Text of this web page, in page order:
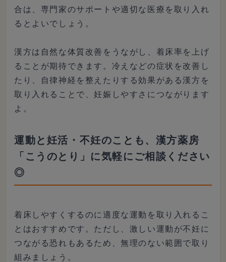
合は、専門家のサポートや適切な医療を取り入れ
るとよいでしょう。
漢方は自然な体質改善をうながし、着床率を上げ
ることが期待できます。冷えなどの症状を改善し
たり、自律神経を整えたりする効果がある漢方を
取り入れることで、妊娠しやすさにつながります
よ。
運動と妊活・不妊のことも、漢方薬房
「こうのとり」に気軽にご相談ください
◎
着床しやすくするのに適度な運動を取り入れるこ
とはおすすめです。ただし、激しい運動が不妊に
つながる恐れもあるため、無理のない範囲で取り
組みましょう。